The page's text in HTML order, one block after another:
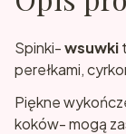
Spinki-wsuwki
perełkami,
Piękne
koków- mogą